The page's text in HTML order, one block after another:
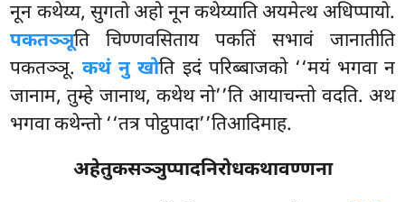
नून कथेय्य, सुगतो अहो नून कथेय्याति अयमेत्थ अधिप्पायो.
पकतञ्ञूति चिण्णवसिताय पकतिं सभावं जानातीति
पकतञ्ञू.कथं नु खोति इदं परिब्बाजको ‘‘मयं भगवा न
जानाम, तुम्हे जानाथ, कथेथ नो’’ति आयाचन्तो वदति. अथ
भगवा कथेन्तो ‘‘तत्र पोट्ठपादा’’तिआदिमाह.
अहेतुकसञ्ञुप्पादनिरोधकथावण्णना